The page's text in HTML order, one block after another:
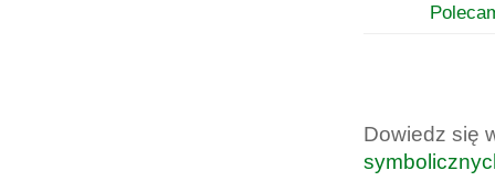
Dowiedz się